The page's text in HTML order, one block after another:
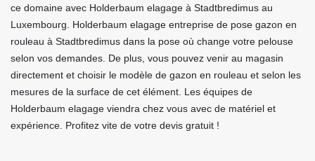
ce domaine avec Holderbaum elagage à Stadtbredimus au
Luxembourg. Holderbaum elagage entreprise de pose gazon en
rouleau à Stadtbredimus dans la pose où change votre pelouse
selon vos demandes. De plus, vous pouvez venir au magasin
directement et choisir le modèle de gazon en rouleau et selon les
mesures de la surface de cet élément. Les équipes de
Holderbaum elagage viendra chez vous avec de matériel et
expérience. Profitez vite de votre devis gratuit !